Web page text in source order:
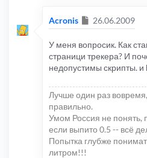
Acronis Сообщение
26.06.2009
У меня вопросик. Как
страници трекера? И
недопустимы скрипты. и
Лучше один раз
правильно.
Умом Россия не понять,
если выпито 0.5 -- всё
Попытка глубже
литром!!!